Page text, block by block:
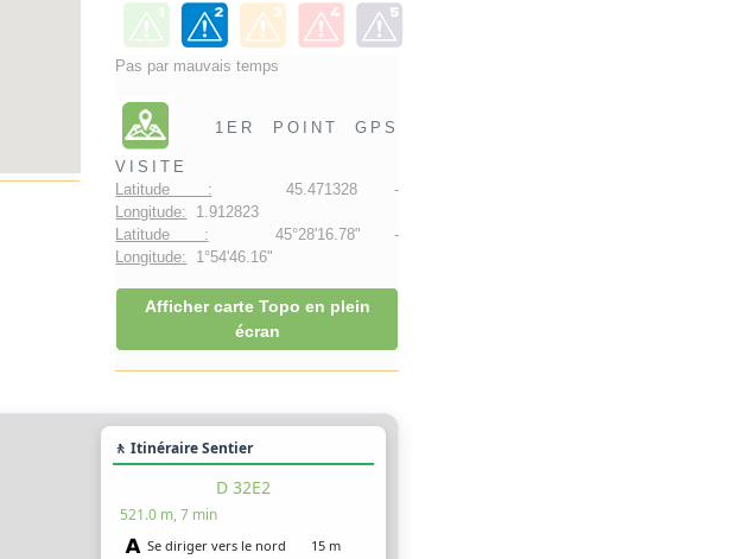
Pas par mauvais temps
1ER POINT GPS
VISITE
Latitude : 45.471328 -
Longitude: 1.912823
Latitude : 45°28'16.78" -
Longitude: 1°54'46.16"
Afficher carte Topo en plein
écran
🚶 Itinéraire Sentier
D 32E2
521.0 m, 7 min
Se diriger vers le nord
15 m